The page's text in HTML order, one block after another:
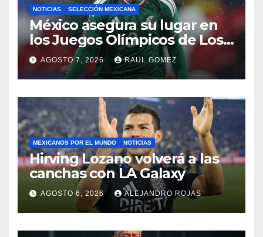
NOTICIAS SELECCIÓN MEXICANA
México asegura su lugar en
los Juegos Olímpicos de Los
Ángeles 2028
AGOSTO 7, 2026 RAUL GOMEZ
MEXICANOS POR EL MUNDO NOTICIAS
Hirving Lozano volverá a las
canchas con LA Galaxy
AGOSTO 6, 2026 ALEJANDRO ROJAS